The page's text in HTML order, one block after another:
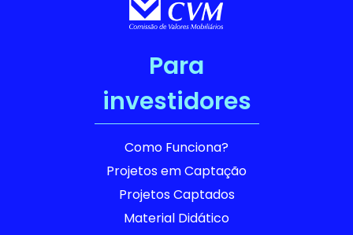
Para
investidores
Como Funciona?
Projetos em Captação
Projetos Captados
Material Didático